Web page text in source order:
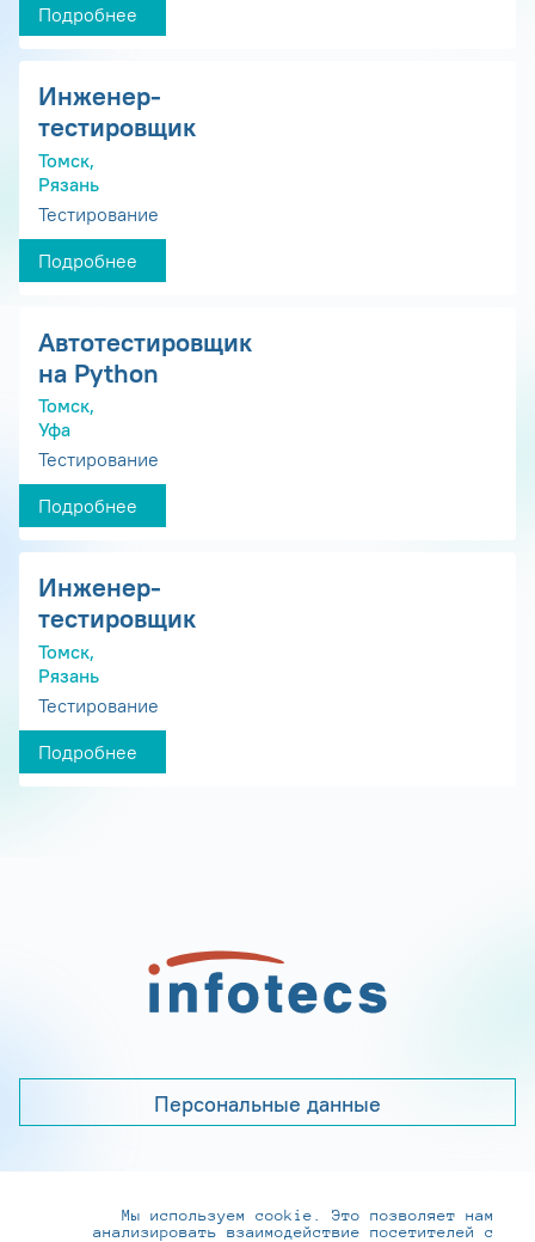
Подробнее
Инженер-
тестировщик
Томск,
Рязань
Тестирование
Подробнее
Автотестировщик
на Python
Томск,
Уфа
Тестирование
Подробнее
Инженер-
тестировщик
Томск,
Рязань
Тестирование
Подробнее
Персональные данные
+7 (495) 737-6192, 8-800-250-0-260
Мы используем cookie. Это позволяет нам
анализировать взаимодействие посетителей с